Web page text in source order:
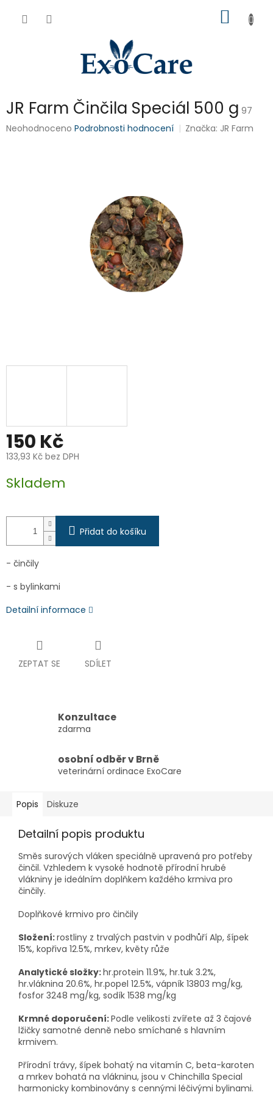
KOŠÍK
JR Farm Činčila Speciál 500 g 97
Průměrné
Neohodnoceno Podrobnosti hodnocení Značka: JR Farm
150 Kč
133,93 Kč bez DPH
cena:
Skladem
Přidat do košíku
- činčily
- s bylinkami
Detailní informace
ZEPTAT SE SDÍLET
Konzultace
zdarma
osobní odběr v Brně
veterinární ordinace ExoCare
Popis Diskuze
Detailní popis produktu
Směs surových vláken speciálně upravená pro potřeby
činčil. Vzhledem k vysoké hodnotě přírodní hrubé
vlákniny je ideálním doplňkem každého krmiva pro
činčily.
Doplňkové krmivo pro činčily
Složení:rostliny z trvalých pastvin v podhůří Alp, šípek
15%, kopřiva 12.5%, mrkev, květy růže
Analytické složky:hr.protein 11.9%, hr.tuk 3.2%,
hr.vláknina 20.6%, hr.popel 12.5%, vápník 13803 mg/kg,
fosfor 3248 mg/kg, sodík 1538 mg/kg
Krmné doporučení:Podle velikosti zvířete až 3 čajové
lžičky samotné denně nebo smíchané s hlavním
krmivem.
Přírodní trávy, šípek bohatý na vitamín C, beta-karoten
a mrkev bohatá na vlákninu, jsou v Chinchilla Special
harmonicky kombinovány s cennými léčivými bylinami.